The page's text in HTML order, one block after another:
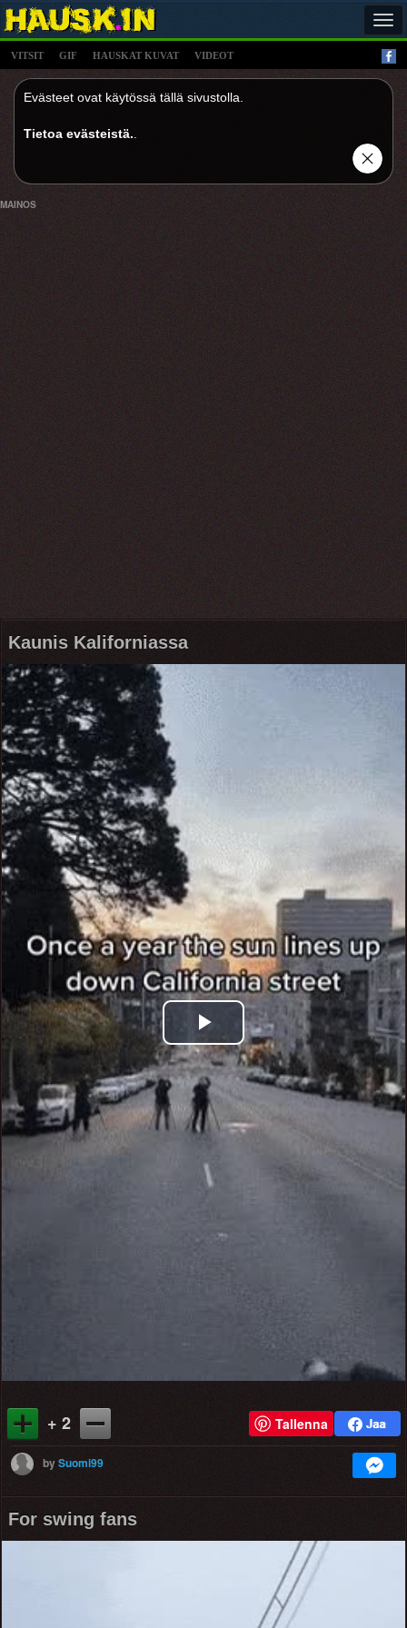
VITSIT GIF HAUSKAT KUVAT VIDEOT
Evästeet ovat käytössä tällä sivustolla.
Tietoa evästeistä.
MAINOS
Kaunis Kaliforniassa
Play
Video
+ 2 Tallenna
bySuomi99
For swing fans